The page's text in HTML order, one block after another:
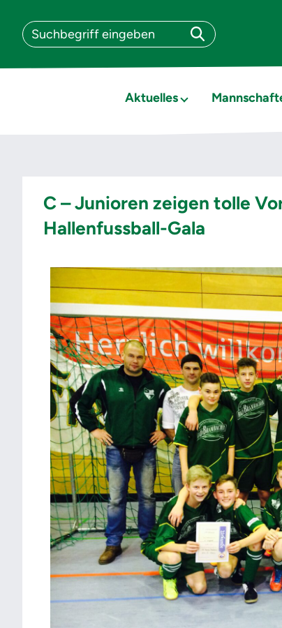
Aktuelles
C – Junioren zeigen tolle
Hallenfussball-Gala